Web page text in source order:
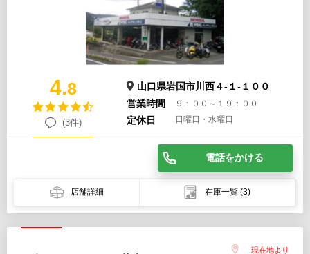
4.8
(3件)
山口県岩国市川西４-１-１００
営業時間
９：００～１９：００
定休日 日曜日・水曜日
電話をかける
店舗詳細 在庫一覧 (3)
現在地より